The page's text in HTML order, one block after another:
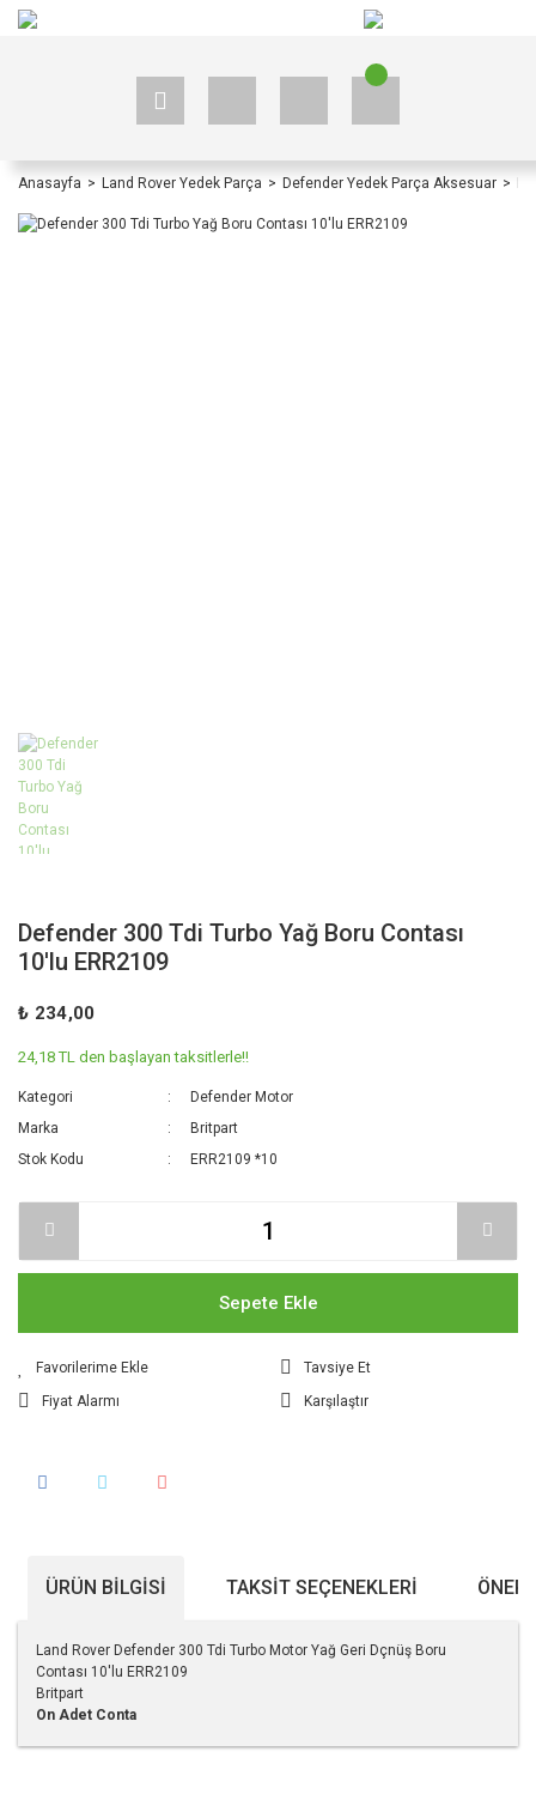
Anasayfa Land Rover Yedek Parça Defender Yedek Parça Aksesuar
Defender 300 Tdi Turbo Yağ Boru Contası
10'lu ERR2109
₺ 234,00
24,18 TL den başlayan taksitlerle!!
Kategori
Defender Motor
Marka
Britpart
Stok Kodu
ERR2109 *10
Sepete Ekle
Tavsiye Et
Fiyat Alarmı
Karşılaştır
ÜRÜN BILGISI TAKSIT SEÇENEKLERI
Land Rover Defender 300 Tdi Turbo Motor Yağ Geri Dçnüş Boru
Contası 10'lu ERR2109
Britpart
On Adet Conta